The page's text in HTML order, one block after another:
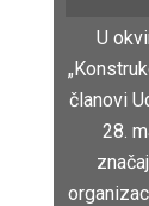
U
članovi
28.